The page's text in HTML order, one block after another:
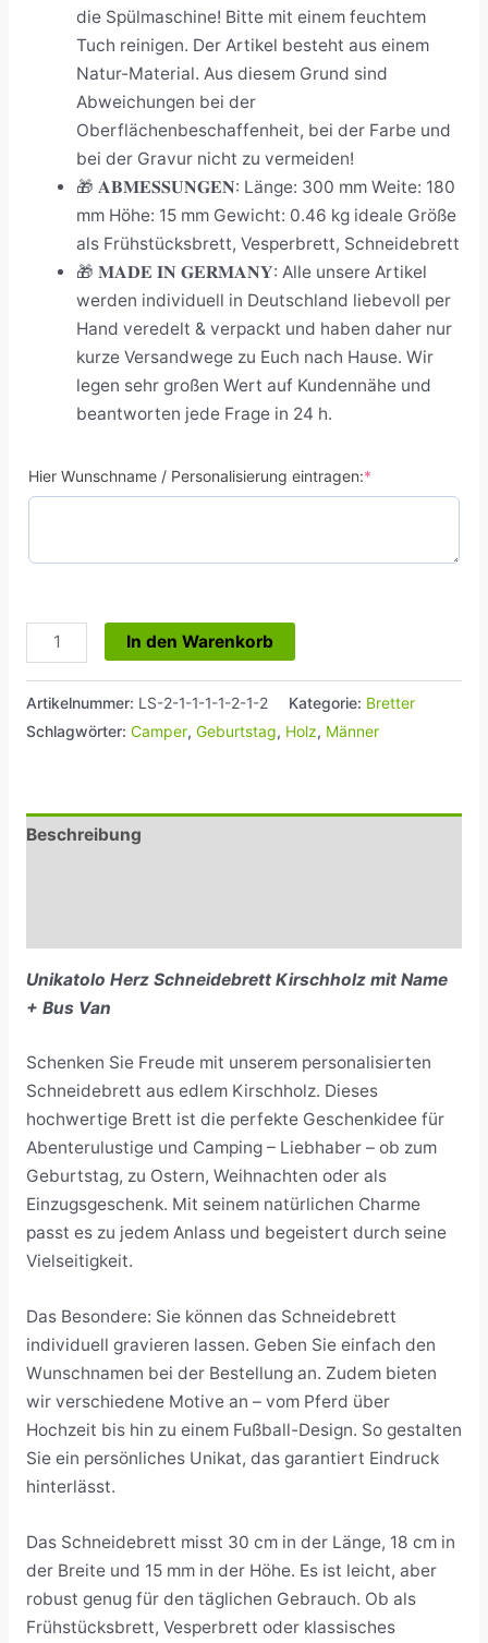
die Spülmaschine! Bitte mit einem feuchtem
Tuch reinigen. Der Artikel besteht aus einem
Natur-Material. Aus diesem Grund sind
Abweichungen bei der
Oberflächenbeschaffenheit, bei der Farbe und
bei der Gravur nicht zu vermeiden!
🎁 𝐀𝐁𝐌𝐄𝐒𝐒𝐔𝐍𝐆𝐄𝐍: Länge: 300 mm Weite: 180
mm Höhe: 15 mm Gewicht: 0.46 kg ideale Größe
als Frühstücksbrett, Vesperbrett, Schneidebrett
🎁 𝐌𝐀𝐃𝐄 𝐈𝐍 𝐆𝐄𝐑𝐌𝐀𝐍𝐘: Alle unsere Artikel
werden individuell in Deutschland liebevoll per
Hand veredelt & verpackt und haben daher nur
kurze Versandwege zu Euch nach Hause. Wir
legen sehr großen Wert auf Kundennähe und
beantworten jede Frage in 24 h.
Hier Wunschname / Personalisierung eintragen:*
In den Warenkorb
Artikelnummer: LS-2-1-1-1-1-2-1-2 Kategorie: Bretter
Schlagwörter: Camper, Geburtstag, Holz, Männer
Beschreibung
Unikatolo Herz Schneidebrett Kirschholz mit Name
+ Bus Van
Schenken Sie Freude mit unserem personalisierten
Schneidebrett aus edlem Kirschholz. Dieses
hochwertige Brett ist die perfekte Geschenkidee für
Abenterulustige und Camping – Liebhaber – ob zum
Geburtstag, zu Ostern, Weihnachten oder als
Einzugsgeschenk. Mit seinem natürlichen Charme
passt es zu jedem Anlass und begeistert durch seine
Vielseitigkeit.
Das Besondere: Sie können das Schneidebrett
individuell gravieren lassen. Geben Sie einfach den
Wunschnamen bei der Bestellung an. Zudem bieten
wir verschiedene Motive an – vom Pferd über
Hochzeit bis hin zu einem Fußball-Design. So gestalten
Sie ein persönliches Unikat, das garantiert Eindruck
hinterlässt.
Das Schneidebrett misst 30 cm in der Länge, 18 cm in
der Breite und 15 mm in der Höhe. Es ist leicht, aber
robust genug für den täglichen Gebrauch. Ob als
Frühstücksbrett, Vesperbrett oder klassisches